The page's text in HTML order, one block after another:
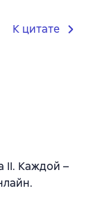
К цитате
II. Каждой –